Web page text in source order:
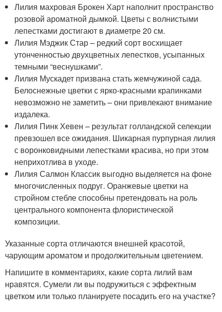
Лилия махровая Брокен Харт наполнит пространство
розовой ароматной дымкой. Цветы с волнистыми
лепестками достигают в диаметре 20 см.
Лилия Мэджик Стар – редкий сорт восхищает
утонченностью двухцветных лепестков, усыпанных
темными “веснушками”.
Лилия Мускадет призвана стать жемчужиной сада.
Белоснежные цветки с ярко-красными крапинками
невозможно не заметить – они привлекают внимание
издалека.
Лилия Пинк Хевен – результат голландской селекции
превзошел все ожидания. Шикарная пурпурная лилия
с воронковидными лепестками красива, но при этом
неприхотлива в уходе.
Лилия Салмон Классик выгодно выделяется на фоне
многочисленных подруг. Оранжевые цветки на
стройном стебле способны претендовать на роль
центрального компонента флористической
композиции.
Указанные сорта отличаются внешней красотой,
чарующим ароматом и продолжительным цветением.
Напишите в комментариях, какие сорта лилий вам
нравятся. Сумели ли вы подружиться с эффектным
цветком или только планируете посадить его на участке?